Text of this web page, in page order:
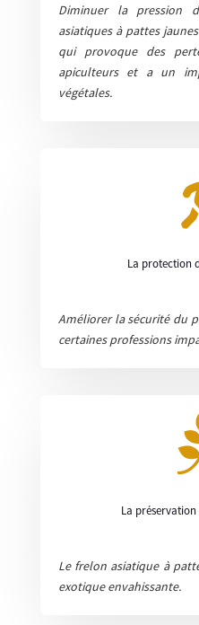
Diminuer la pression
asiatiques à pattes
qui provoque des
apiculteurs et a un
végétales.
La protection
Améliorer la sécurité du
certaines professions
La
Le frelon asiatique à
exotique envahissante.